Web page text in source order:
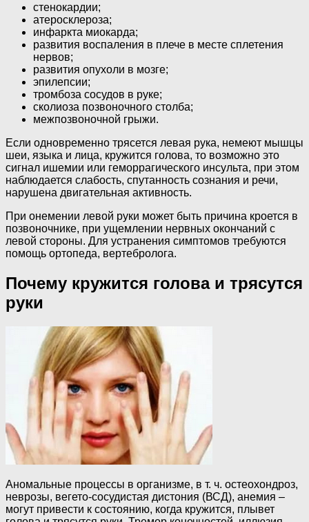
стенокардии;
атеросклероза;
инфаркта миокарда;
развития воспаления в плече в месте сплетения
нервов;
развития опухоли в мозге;
эпилепсии;
тромбоза сосудов в руке;
сколиоза позвоночного столба;
межпозвоночной грыжи.
Если одновременно трясется левая рука, немеют мышцы
шеи, языка и лица, кружится голова, то возможно это
сигнал ишемии или геморрагического инсульта, при этом
наблюдается слабость, спутанность сознания и речи,
нарушена двигательная активность.
При онемении левой руки может быть причина кроется в
позвоночнике, при ущемлении нервных окончаний с
левой стороны. Для устранения симптомов требуются
помощь ортопеда, вертебролога.
Почему кружится голова и трясутся
руки
Аномальные процессы в организме, в т. ч. остеохондроз,
неврозы, вегето-сосудистая дистония (ВСД), анемия –
могут привести к состоянию, когда кружится, плывет